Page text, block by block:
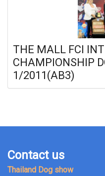
THE MALL FCI
CHAMPIONSHIP
1/2011(AB3)
Contact us
Thailand Dog show